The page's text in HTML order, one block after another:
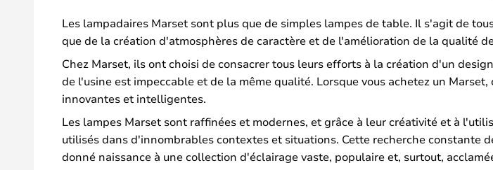
Les lampadaires Marset sont plus que de simples lampes de table. Il s'agit de
que de la création d'atmosphères de caractère et de l'amélioration de la qualité
Chez Marset, ils ont choisi de consacrer tous leurs efforts à la création d'un
de l'usine est impeccable et de la même qualité. Lorsque vous achetez un
innovantes et intelligentes.
Les lampes Marset sont raffinées et modernes, et grâce à leur créativité et à
utilisés dans d'innombrables contextes et situations. Cette recherche constante
donné naissance à une collection d'éclairage vaste, populaire et, surtout,